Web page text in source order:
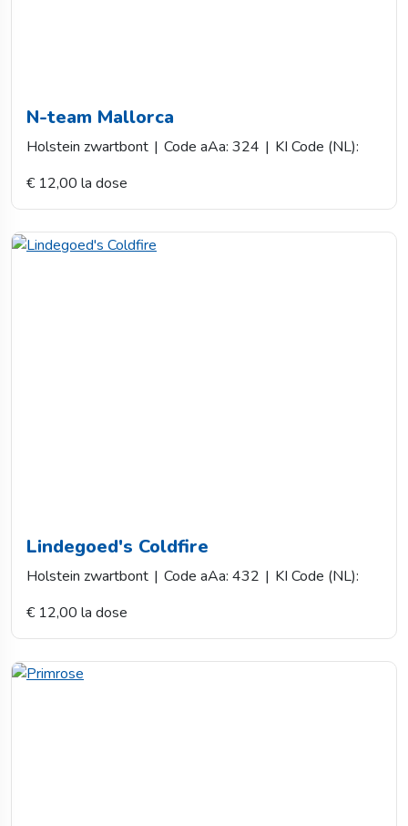
N-team Mallorca
Holstein zwartbont | Code aAa: 324 | KI Code (NL):
€ 12,00 la dose
Lindegoed's Coldfire
Holstein zwartbont | Code aAa: 432 | KI Code (NL):
€ 12,00 la dose